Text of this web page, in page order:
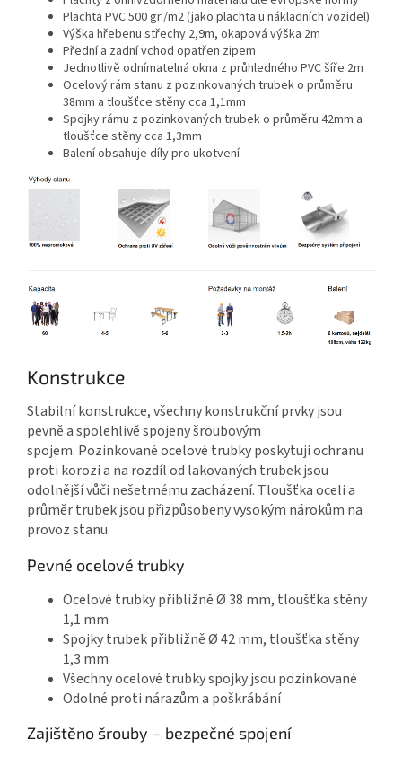
Plachta PVC 500 gr./m2 (jako plachta u nákladních vozidel)
Výška hřebenu střechy 2,9m, okapová výška 2m
Přední a zadní vchod opatřen zipem
Jednotlivě odnímatelná okna z průhledného PVC šíře 2m
Ocelový rám stanu z pozinkovaných trubek o průměru
38mm a tloušťce stěny cca 1,1mm
Spojky rámu z pozinkovaných trubek o průměru 42mm a
tloušťce stěny cca 1,3mm
Balení obsahuje díly pro ukotvení
Konstrukce
Stabilní konstrukce, všechny konstrukční prvky jsou
pevně a spolehlivě spojeny šroubovým
spojem. Pozinkované ocelové trubky poskytují ochranu
proti korozi a na rozdíl od lakovaných trubek jsou
odolnější vůči nešetrnému zacházení. Tloušťka oceli a
průměr trubek jsou přizpůsobeny vysokým nárokům na
provoz stanu.
Pevné ocelové trubky
Ocelové trubky přibližně Ø 38 mm, tloušťka stěny
1,1 mm
Spojky trubek přibližně Ø 42 mm, tloušťka stěny
1,3 mm
Všechny ocelové trubky spojky jsou pozinkované
Odolné proti nárazům a poškrábání
Zajištěno šrouby – bezpečné spojení